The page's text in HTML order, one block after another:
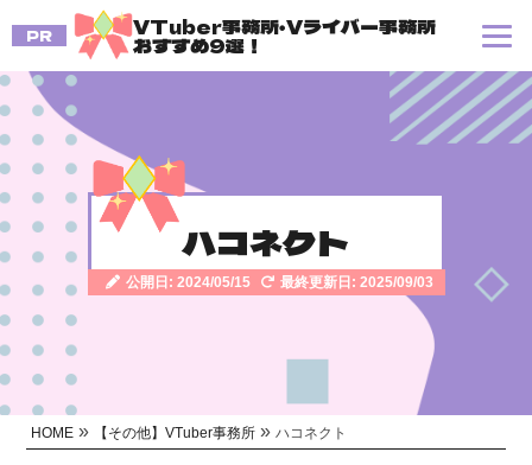
PR VTuber事務所・Vライバー事務所
おすすめ9選！
ハコネクト
公開日: 2024/05/15 最終更新日: 2025/09/03
HOME » 【その他】VTuber事務所 »ハコネクト